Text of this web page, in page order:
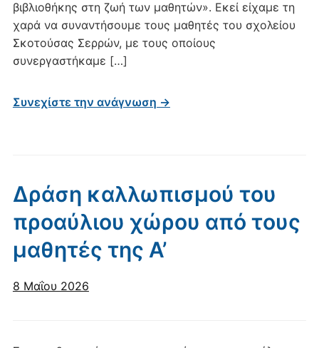
βιβλιοθήκης στη ζωή των μαθητών». Εκεί είχαμε τη
χαρά να συναντήσουμε τους μαθητές του σχολείου
Σκοτούσας Σερρών, με τους οποίους
συνεργαστήκαμε […]
Συνεχίστε την ανάγνωση →
Δράση καλλωπισμού του
προαύλιου χώρου από τους
μαθητές της Α’
8 Μαΐου 2026